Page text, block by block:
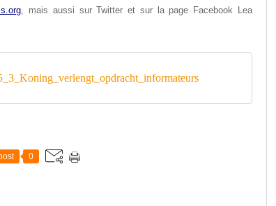
, mais aussi sur Twitter et sur la page Facebook Lea
0